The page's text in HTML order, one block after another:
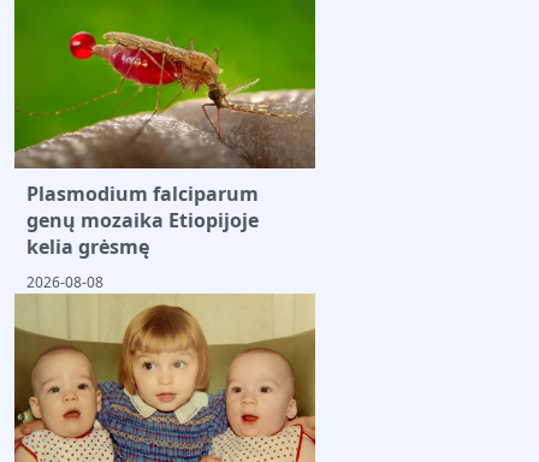
Plasmodium falciparum
genų mozaika Etiopijoje
kelia grėsmę
2026-08-08